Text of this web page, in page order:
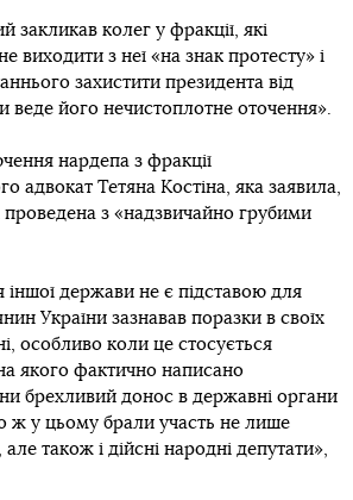
закликав колег у фракції, які
виходити з неї «на знак протесту» і
захистити президента від
веде його нечистоплотне оточення».
нардепа з фракції
адвокат Тетяна Костіна, яка заявила,
з «надзвичайно грубими
іншої держави не є підставою для
України зазнавав поразки в своїх
особливо коли це стосується
якого фактично написано
брехливий донос в державні органи
ж у цьому брали участь не лише
також і дійсні народні депутати»,